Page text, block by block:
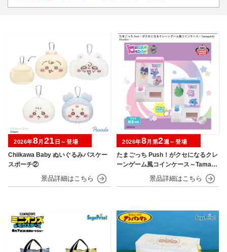
Chiikawa Baby ぬいぐるみパスケー
スポーチ②
2026年8月 21 日～登場
たまごっち Push！がクセになるクレ
ーンゲーム風コインケース～Tamago
tchi Paradise～
2026年8月第2週～登場